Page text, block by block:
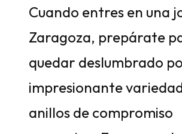
Cuando entres en una
Zaragoza, prepárate
quedar deslumbrado
impresionante
anillos de compromiso